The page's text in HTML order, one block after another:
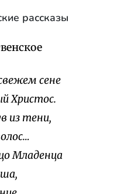
рассказы
сене
Христос.
из тени,
Младенца